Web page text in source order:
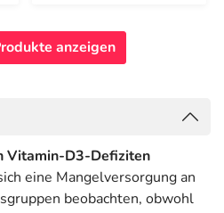
anzeigen
Vitamin-D3-Defiziten
eine Mangelversorgung an
beobachten, obwohl